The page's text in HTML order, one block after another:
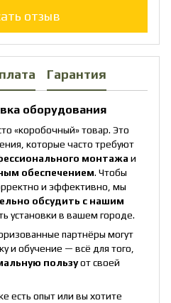
отзыв
Гарантия
оборудования
«коробочный» товар. Это
которые часто требуют
монтажа и
обеспечением. Чтобы
и эффективно, мы
обсудить с нашим
установки в вашем городе.
партнёры могут
и обучение — всё для того,
пользуот своей
есть опыт или вы хотите